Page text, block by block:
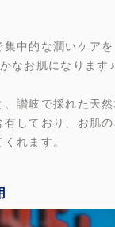
中的な潤いケアを
なお肌になります♪
、讃岐で採れた天
有しており、お肌
れます。